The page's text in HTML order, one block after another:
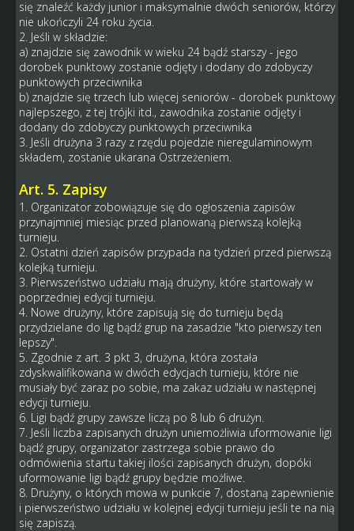
się znaleźć każdy junior i maksymalnie dwóch seniorów, którzy
nie ukończyli 24 roku życia.
2. Jeśli w składzie:
a) znajdzie się zawodnik w wieku 24 bądź starszy - jego
dorobek punktowy zostanie odjęty i dodany do zdobyczy
punktowych przeciwnika
b) znajdzie się trzech lub więcej seniorów - dorobek punktowy
najlepszego, z tej trójki itd., zawodnika zostanie odjęty i
dodany do zdobyczy punktowych przeciwnika
3. Jeśli drużyna 3 razy z rzędu pojedzie nieregulaminowym
składem, zostanie ukarana Ostrzeżeniem.
Art. 5. Zapisy
1. Organizator zobowiązuje się do ogłoszenia zapisów
przynajmniej miesiąc przed planowaną pierwszą kolejką
turnieju.
2. Ostatni dzień zapisów przypada na tydzień przed pierwszą
kolejką turnieju.
3. Pierwszeństwo udziału mają drużyny, które startowały w
poprzedniej edycji turnieju.
4. Nowe drużyny, które zapisują się do turnieju będą
przydzielane do lig bądź grup na zasadzie "kto pierwszy ten
lepszy".
5. Zgodnie z art. 3 pkt 3, drużyna, która została
zdyskwalifikowana w dwóch edycjach turnieju, które nie
musiały być zaraz po sobie, ma zakaz udziału w następnej
edycji turnieju.
6. Ligi bądź grupy zawsze liczą po 8 lub 6 drużyn.
7. Jeśli liczba zapisanych drużyn uniemożliwia uformowanie ligi
bądź grupy, organizator zastrzega sobie prawo do
odmówienia startu takiej ilości zapisanych drużyn, dopóki
uformowanie ligi bądź grupy będzie możliwe.
8. Drużyny, o których mowa w punkcie 7, dostaną zapewnienie
i pierwszeństwo udziału w kolejnej edycji turnieju jeśli te na nią
się zapiszą.